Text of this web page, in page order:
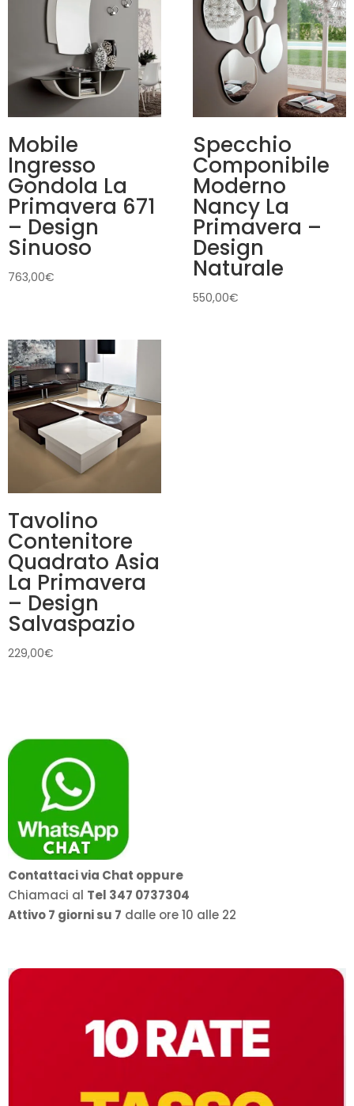
Mobile
Ingresso
Gondola La
Primavera 671
– Design
Sinuoso
763,00€
Specchio
Componibile
Moderno
Nancy La
Primavera –
Design
Naturale
550,00€
Tavolino
Contenitore
Quadrato Asia
La Primavera
– Design
Salvaspazio
229,00€
Contattaci via Chat oppure
Chiamaci al Tel 347 0737304
Attivo 7 giorni su 7 dalle ore 10 alle 22